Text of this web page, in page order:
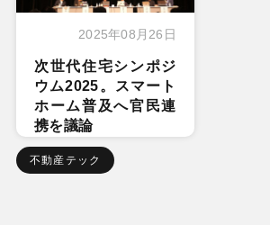
2025年08月26日
次世代住宅シンポジ
ウム2025。スマート
ホーム普及へ官民連
携を議論
不動産テック